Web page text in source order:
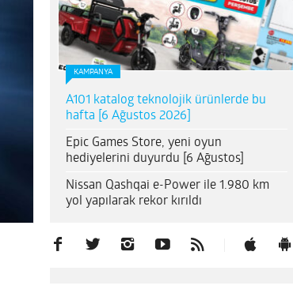
KAMPANYA
A101 katalog teknolojik ürünlerde bu
hafta [6 Ağustos 2026]
Epic Games Store, yeni oyun
hediyelerini duyurdu [6 Ağustos]
Nissan Qashqai e-Power ile 1.980 km
yol yapılarak rekor kırıldı